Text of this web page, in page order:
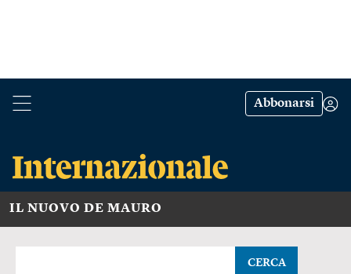
Abbonarsi
IL NUOVO DE MAURO
CERCA